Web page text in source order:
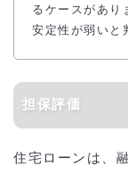
るケースがあり
安定性が弱いと
担保評価
住宅ローンは、